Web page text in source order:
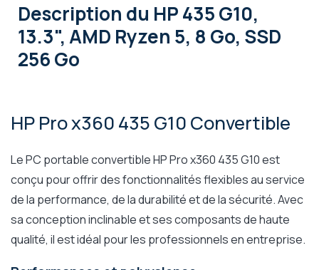
Description du HP 435 G10,
13.3", AMD Ryzen 5, 8 Go, SSD
256 Go
HP Pro x360 435 G10 Convertible
Le PC portable convertible HP Pro x360 435 G10 est
conçu pour offrir des fonctionnalités flexibles au service
de la performance, de la durabilité et de la sécurité. Avec
sa conception inclinable et ses composants de haute
qualité, il est idéal pour les professionnels en entreprise.